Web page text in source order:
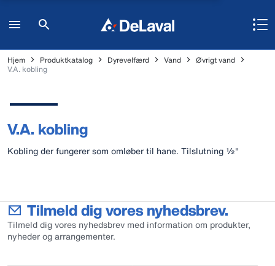
Hjem Produktkatalog Dyrevelfærd Vand
Øvrigt vand
V.A. kobling
V.A. kobling
Kobling der fungerer som omløber til hane. Tilslutning ½"
Tilmeld dig vores nyhedsbrev.
Tilmeld dig vores nyhedsbrev med information om produkter,
nyheder og arrangementer.